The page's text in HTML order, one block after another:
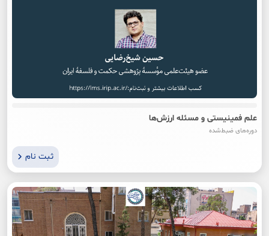
علم فمینیستی و مسئله ارزش‌ها
دوره‌های ضبط‌شده
ثبت نام